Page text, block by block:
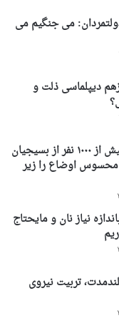
می جنگیم می
دیپلماسی ذلت و
فرمانده سپاه شاهرود: بیش از ۱۰۰۰ نفر از بسیجیان
اوضاع را زیر
نیاز نان و مایحتاج
تربیت نیروی